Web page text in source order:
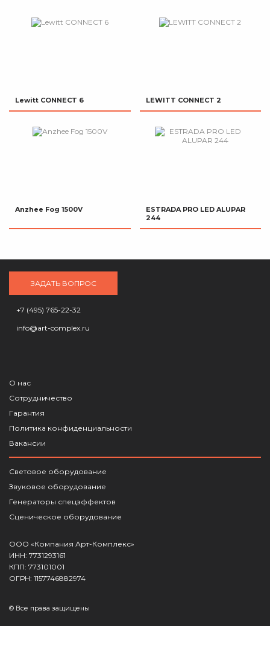
Lewitt CONNECT 6 LEWITT CONNECT 2
Anzhee Fog 1500V
ESTRADA PRO LED ALUPAR
244
ЗАДАТЬ ВОПРОС
+7 (495) 765-22-32
info@art-complex.ru
О нас
Сотрудничество
Гарантия
Политика конфиденциальности
Вакансии
Световое оборудование
Звуковое оборудование
Генераторы спецэффектов
Сценическое оборудование
ООО «Компания Арт-Комплекс»
ИНН: 7731293161
КПП: 773101001
ОГРН: 1157746882974
© Все права защищены